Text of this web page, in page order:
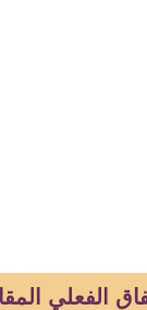
الفعلي المقارن